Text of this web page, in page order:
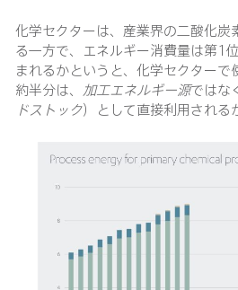
化学セクターは、産業界の二酸化炭
る一方で、エネルギー消費量は第1
まれるかというと、化学セクターで
約半分は、 加工エネルギー源ではな
ドストック）として直接利用される